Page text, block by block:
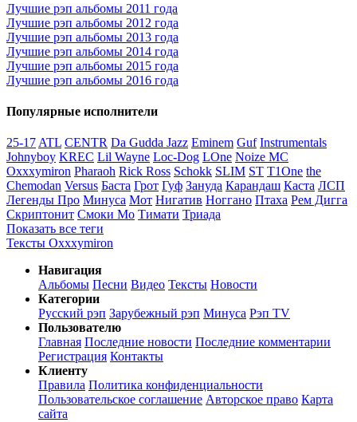
Лучшие рэп альбомы 2011 года
Лучшие рэп альбомы 2012 года
Лучшие рэп альбомы 2013 года
Лучшие рэп альбомы 2014 года
Лучшие рэп альбомы 2015 года
Лучшие рэп альбомы 2016 года
Популярные исполнители
25-17 ATL CENTR Da Gudda Jazz Eminem Guf Instrumentals
Johnyboy KREC Lil Wayne Loc-Dog LOne Noize MC
Oxxxymiron Pharaoh Rick Ross Schokk SLIM ST T1One the
Chemodan Versus Баста Грот Гуф Зануда Карандаш Каста ЛСП
Легенды Про Минуса Мот Нигатив Ноггано Птаха Рем Дигга
Скриптонит Смоки Мо Тимати Триада
Показать все теги
Тексты Oxxxymiron
Навигация
Альбомы Песни Видео Тексты Новости
Категории
Русский рэп Зарубежный рэп Минуса Рэп TV
Пользователю
Главная Последние новости Последние комментарии
Регистрация Контакты
Клиенту
Правила Политика конфиденциальности
Пользовательское соглашение Авторское право Карта
сайта